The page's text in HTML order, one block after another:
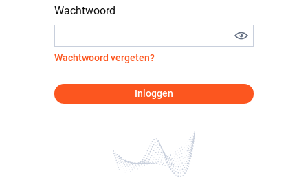
Wachtwoord
Wachtwoord vergeten?
Inloggen